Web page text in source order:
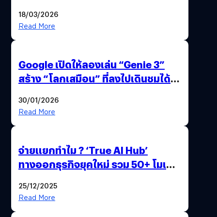
18/03/2026
Read More
Google เปิดให้ลองเล่น “Genie 3”
สร้าง “โลกเสมือน” ที่ลงไปเดินชมได้
30/01/2026
Read More
จ่ายแยกทำไม ? ‘True AI Hub’
ทางออกธุรกิจยุคใหม่ รวม 50+ โมเดล
25/12/2025
Read More